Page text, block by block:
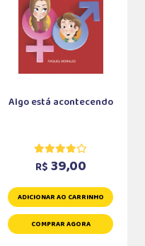
Algo está acontecendo
R$ 39,00
ADICIONAR AO CARRINHO
COMPRAR AGORA